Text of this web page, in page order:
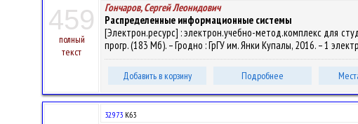
459
полный
текст
Гончаров, Сергей Леонидович
Распределенные информационные системы
[Электрон.ресурс] : электрон.учебно-метод.комплекс для
прогр. (183 Мб). – Гродно : ГрГУ им. Янки Купалы, 2016. – 1
Добавить в корзину Подробнее
32.973 К63